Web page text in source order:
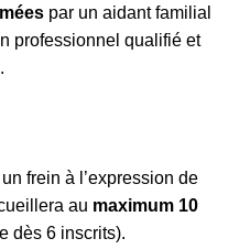
par un aidant familial
professionnel qualifié et
frein à l’expression de
au maximum 10
dès 6 inscrits).